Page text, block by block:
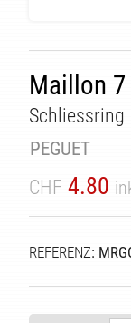
Maillon 7
Schliessring
PEGUET
CHF 4.80
REFERENZ: